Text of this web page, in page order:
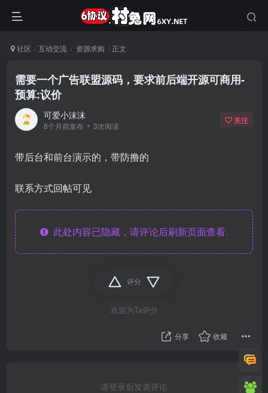
社区 互动交流 资源求购 正文
需要一个广告联盟源码，要求前后端开源可商用-
预算:议价
可爱小沫沫
8个月前发布 3次阅读
关注
带后台和前台演示的，带防撸的
联系方式回帖可见
此处内容已隐藏，请评论后刷新页面查看.
评分
欢迎为Ta评分
分享 收藏
请登录后发表评论